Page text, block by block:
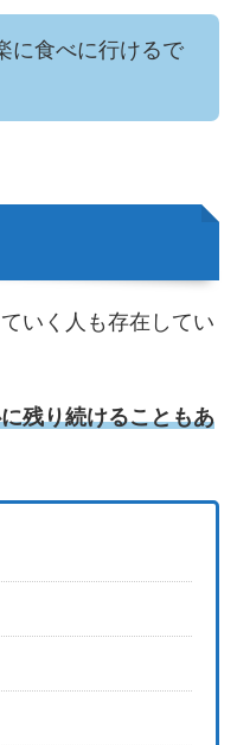
に食べに行けるで
いく人も存在してい
残り続けることもあ